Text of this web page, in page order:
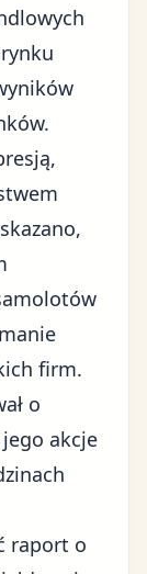
firm.
o
akcje
raport o